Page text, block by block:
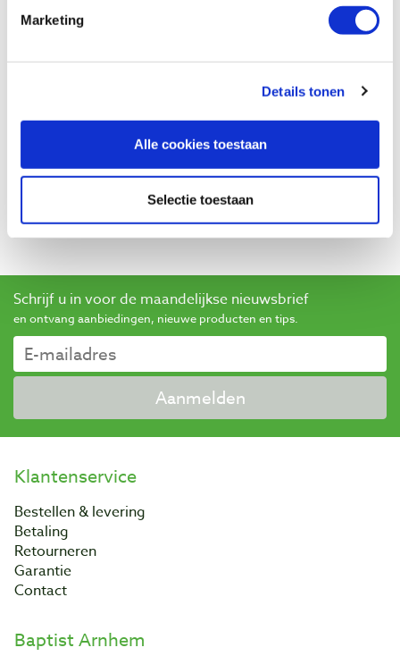
Marketing
Details tonen
Alle cookies toestaan
Selectie toestaan
Beoordelingen
Baptist maakt gebruik van Trusted Shops als een
beoordelingen. Trusted Shops heeft maatregelen
genomen om ervoor te zorgen dat het om echte
beoordelingen gaat.Meer informatie
Schrijf u in voor de maandelijkse nieuwsbrief
en ontvang aanbiedingen, nieuwe producten en tips.
Aanmelden
Klantenservice
Bestellen & levering
Betaling
Retourneren
Garantie
Contact
Baptist Arnhem